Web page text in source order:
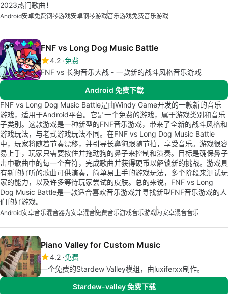
2023热门歌曲！
Android安卓免费钢琴游戏安卓钢琴游戏音乐游戏免费音乐游戏
FNF vs Long Dog Music Battle
4.2 免费
FNF vs 长狗音乐大战 - 一款新的战斗风格音乐游戏
Android 免费下载
FNF vs Long Dog Music Battle是由Windy Game开发的一款新的音乐
游戏，适用于Android平台。它是一个免费的游戏，属于游戏类别和音乐
子类别。这款游戏是一种新型的FNF音乐游戏，带来了全新的战斗风格和
游戏玩法，与老式游戏玩法不同。在FNF vs Long Dog Music Battle
中，玩家将随着节奏漂移，并引导长鼻狗跟随节拍，享受音乐。游戏很容
易上手，玩家只需要按住并拖动狗的鼻子来控制和演奏。目标是确保鼻子
击中歌曲中的每一个音符，完成歌曲并获得硬币以解锁新的挑战。游戏具
有新的好听的歌曲可供演奏，简单易上手的游戏玩法，多个阶段来测试玩
家的能力，以及许多等待玩家尝试的皮肤。总的来说，FNF vs Long
Dog Music Battle是一款适合喜欢音乐游戏并寻找新型FNF音乐游戏的人
们的好游戏。
Android安卓音乐混音器为安卓混音免费音乐游戏音乐游戏为安卓混音音乐
Piano Valley for Custom Music
4.2 免费
一个免费的Stardew Valley模组，由luxiferxx制作。
Stardew-valley 免费下载